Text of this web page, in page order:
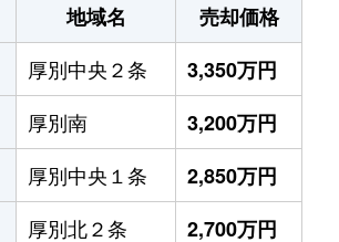
地域名
売却価格
厚別中央２条
3,350万円
厚別南
3,200万円
厚別中央１条
2,850万円
厚別北２条
2,700万円